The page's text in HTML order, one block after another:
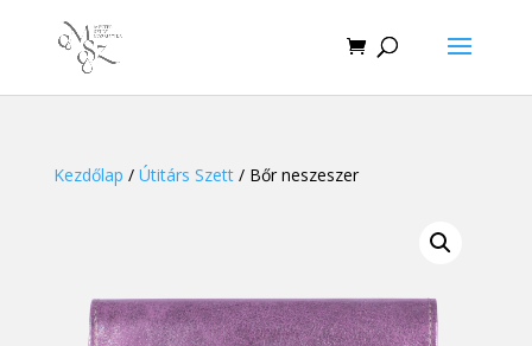
Kezdőlap / Útitárs Szett/ Bőr neszeszer